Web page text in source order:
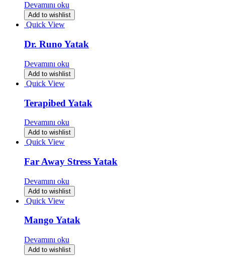
Devamını oku
Add to wishlist
Quick View
Dr. Runo Yatak
Devamını oku
Add to wishlist
Quick View
Terapibed Yatak
Devamını oku
Add to wishlist
Quick View
Far Away Stress Yatak
Devamını oku
Add to wishlist
Quick View
Mango Yatak
Devamını oku
Add to wishlist